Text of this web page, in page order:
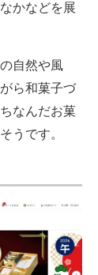
かなどを展
自然や風
ら和菓子づ
なんだお菓
うです。